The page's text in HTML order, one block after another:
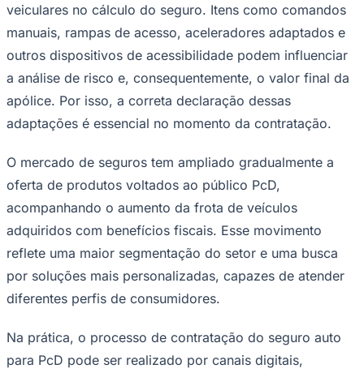
Flamengo
veiculares no cálculo do seguro. Itens como comandos
manuais, rampas de acesso, aceleradores adaptados e
outros dispositivos de acessibilidade podem influenciar
a análise de risco e, consequentemente, o valor final da
apólice. Por isso, a correta declaração dessas
adaptações é essencial no momento da contratação.
O mercado de seguros tem ampliado gradualmente a
oferta de produtos voltados ao público PcD,
acompanhando o aumento da frota de veículos
adquiridos com benefícios fiscais. Esse movimento
reflete uma maior segmentação do setor e uma busca
por soluções mais personalizadas, capazes de atender
diferentes perfis de consumidores.
Na prática, o processo de contratação do seguro auto
para PcD pode ser realizado por canais digitais,